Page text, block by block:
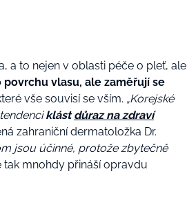
a to nejen v oblasti péče o pleť, ale
povrchu vlasu, ale zaměřují se
vše souvisí se vším. „Korejské
klástdůraz na zdraví
zahraniční dermatoložka Dr.
jsou účinné, protože zbytečně
mnohdy přináší opravdu